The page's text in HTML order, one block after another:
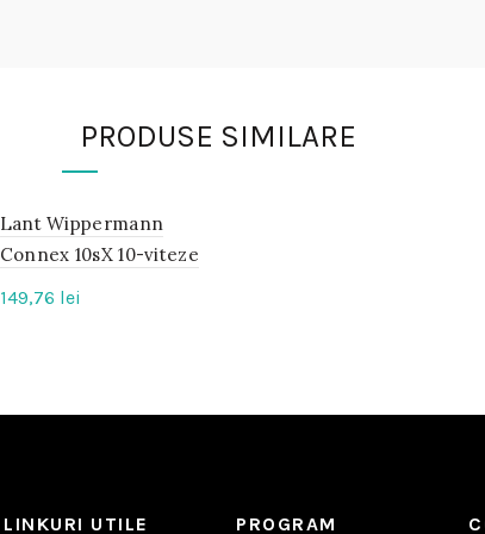
PRODUSE SIMILARE
IN
STOC
Lant Wippermann
Connex 10sX 10-viteze
149,76 lei
LINKURI UTILE PROGRAM